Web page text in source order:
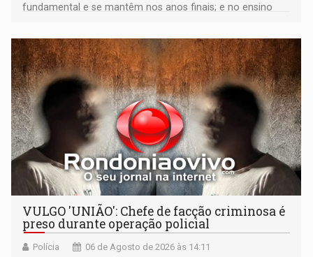
fundamental e se mantêm nos anos finais; e no ensino
VULGO 'UNIÃO': Chefe de facção criminosa é
preso durante operação policial
Polícia 06 de Agosto de 2026 às 14:11